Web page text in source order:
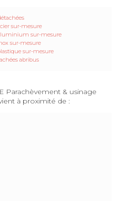
sur-mesure
sur-mesure
sur-mesure
sur-mesure
abribus
Parachèvement & usinage
à proximité de :